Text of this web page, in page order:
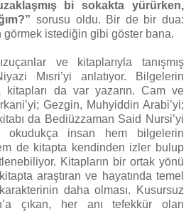
bi sokakta yürürken,
sorusu oldu. Bir de bir dua:
görmek istediğin gibi göster bana.
ve kitaplarıyla tanışmış
Mısri’yi anlatıyor. Bilgelerin
kitapları da var yazarın. Cam ve
Gezgin, Muhyiddin Arabi’yi;
da Bediüzzaman Said Nursi’yi
okudukça insan hem bilgelerin
de kitapta kendinden izler bulup
Kitapların bir ortak yönü
araştıran ve hayatında temel
daha olması. Kusursuz
çıkan, her anı tefekkür olan